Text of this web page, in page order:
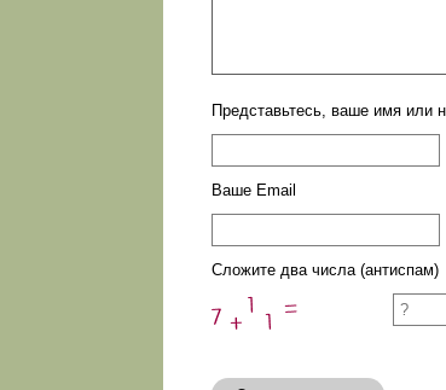
Представьтесь, ваше имя или
Ваше Email
Сложите два числа (антиспам)